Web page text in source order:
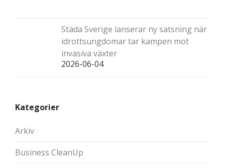
Städa Sverige lanserar ny satsning när
idrottsungdomar tar kampen mot
invasiva växter
2026-06-04
Kategorier
Arkiv
Business CleanUp